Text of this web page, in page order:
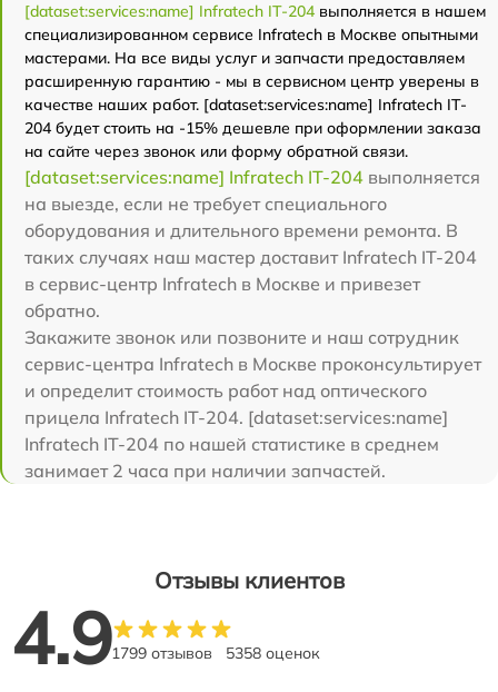
[dataset:services:name] Infratech IT-204 выполняется в нашем
специализированном сервисе Infratech в Москве опытными
мастерами. На все виды услуг и запчасти предоставляем
расширенную гарантию - мы в сервисном центр уверены в
качестве наших работ. [dataset:services:name] Infratech IT-
204 будет стоить на -15% дешевле при оформлении заказа
на сайте через звонок или форму обратной связи.
[dataset:services:name] Infratech IT-204 выполняется
на выезде, если не требует специального
оборудования и длительного времени ремонта. В
таких случаях наш мастер доставит Infratech IT-204
в сервис-центр Infratech в Москве и привезет
обратно.
Закажите звонок или позвоните и наш сотрудник
сервис-центра Infratech в Москве проконсультирует
и определит стоимость работ над оптического
прицела Infratech IT-204. [dataset:services:name]
Infratech IT-204 по нашей статистике в среднем
занимает 2 часа при наличии запчастей.
Отзывы клиентов
4.91799 отзывов 5358 оценок